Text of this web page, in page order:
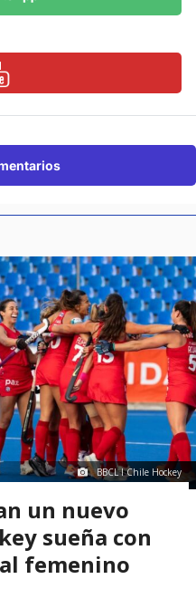
BBCL I Chile Hockey
un nuevo
sueña con
femenino